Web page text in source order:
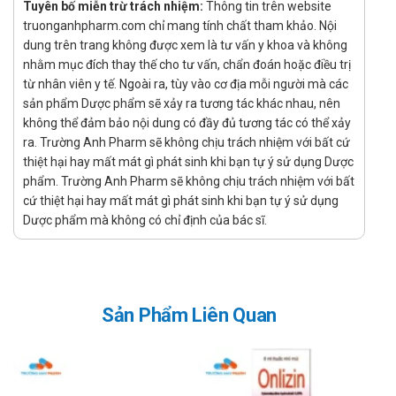
Liều dùng CTTproxim Kis 100 Éloge
France được khuyến cáo
Người lớn và trẻ trên 12:
Viêm phế quản mạn có đợt kịch phát cấp tính: Dùng
200mg mỗi lần, ngày uống 2 lần, dùng trong 10 ngày.
Viêm họng, amidan: Dùng 100mg mỗi lần, ngày uống 2
lần, dùng từ 5-10 ngày. Trường hợp này nên dùng thuốc
Cttproxim 100.
Viêm phổi mắc phải cộng đồng: Dùng 200mg mỗi lần,
ngày uống 2 lần, dùng trong 2 tuần.
100mg/lần, ngày dùng 2 lần và dùng trong 1 tuần.
Trẻ từ 9-12 tuổi:
Tuyên bố miễn trừ trách nhiệm: Thông tin trên website
truonganhpharm.com chỉ mang tính chất tham khảo. Nội
dung trên trang không được xem là tư vấn y khoa và không
nhằm mục đích thay thế cho tư vấn, chẩn đoán hoặc điều trị
từ nhân viên y tế. Ngoài ra, tùy vào cơ địa mỗi người mà các
sản phẩm Dược phẩm sẽ xảy ra tương tác khác nhau, nên
không thể đảm bảo nội dung có đầy đủ tương tác có thể xảy
ra. Trường Anh Pharm sẽ không chịu trách nhiệm với bất cứ
thiệt hại hay mất mát gì phát sinh khi bạn tự ý sử dụng Dược
phẩm. Trường Anh Pharm sẽ không chịu trách nhiệm với bất
cứ thiệt hại hay mất mát gì phát sinh khi bạn tự ý sử dụng
Dược phẩm mà không có chỉ định của bác sĩ.
Sản Phẩm Liên Quan